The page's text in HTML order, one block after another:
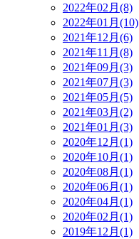
2022年02月(8)
2022年01月(10)
2021年12月(6)
2021年11月(8)
2021年09月(3)
2021年07月(3)
2021年05月(5)
2021年03月(2)
2021年01月(3)
2020年12月(1)
2020年10月(1)
2020年08月(1)
2020年06月(1)
2020年04月(1)
2020年02月(1)
2019年12月(1)